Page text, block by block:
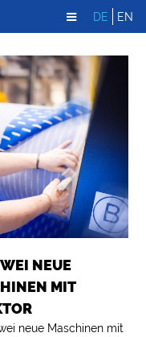
DE EN
NEUE
MIT
neue Maschinen mit